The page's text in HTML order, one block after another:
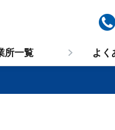
所一覧 よく